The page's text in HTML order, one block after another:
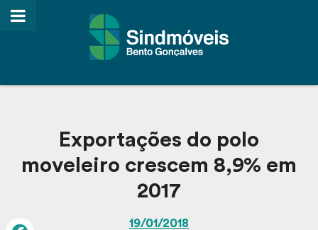
Exportações do polo
moveleiro crescem 8,9% em
2017
19/01/2018